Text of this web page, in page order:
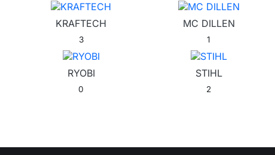
KRAFTECH
3
MC DILLEN
1
RYOBI
0
STIHL
2